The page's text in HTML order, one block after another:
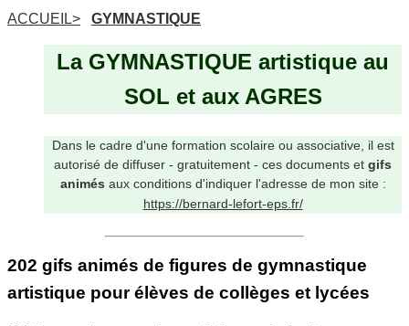
ACCUEIL> GYMNASTIQUE
La GYMNASTIQUE artistique au
SOL et aux AGRES
Dans le cadre d'une formation scolaire ou associative, il est
autorisé de diffuser - gratuitement - ces documents et gifs
animés aux conditions d'indiquer l'adresse de mon site :
https://bernard-lefort-eps.fr/
202 gifs animés de figures de gymnastique
artistique pour élèves de collèges et lycées